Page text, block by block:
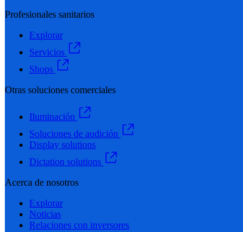
Profesionales sanitarios
Explorar
Servicios
Shops
Otras soluciones comerciales
Iluminación
Soluciones de audición
Display solutions
Dictation solutions
Acerca de nosotros
Explorar
Noticias
Relaciones con inversores